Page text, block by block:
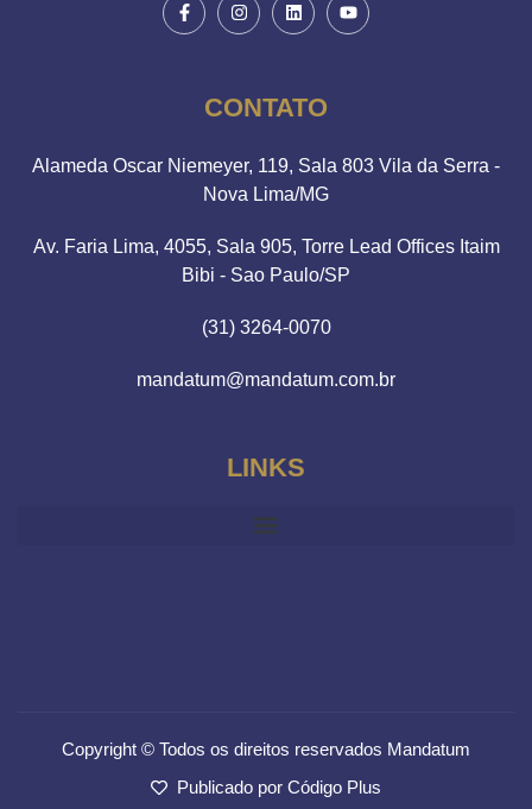
CONTATO
Alameda Oscar Niemeyer, 119, Sala 803 Vila da Serra -
Nova Lima/MG
Av. Faria Lima, 4055, Sala 905, Torre Lead Offices Itaim
Bibi - Sao Paulo/SP
(31) 3264-0070
mandatum@mandatum.com.br
LINKS
Copyright © Todos os direitos reservados Mandatum
Publicado por Código Plus